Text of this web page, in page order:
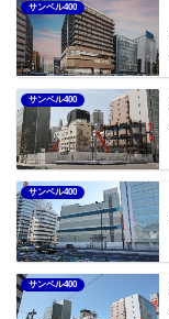
サンベル400
サンベル400
サンベル400
サンベル400